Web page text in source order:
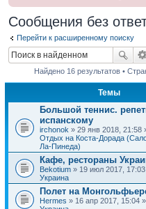
Сообщения без
Перейти к расширенному поиску
Найдено 16 результатов •
Темы
Большой теннис.
испанскому
irchonok » 29 янв 2018,
Отдых на Коста-Дорада
Ла-Пинеда)
Кафе, рестораны
Bekotium » 19 июл 2017,
Украина
Полет на
Hermes » 16 апр 2017, 15:04